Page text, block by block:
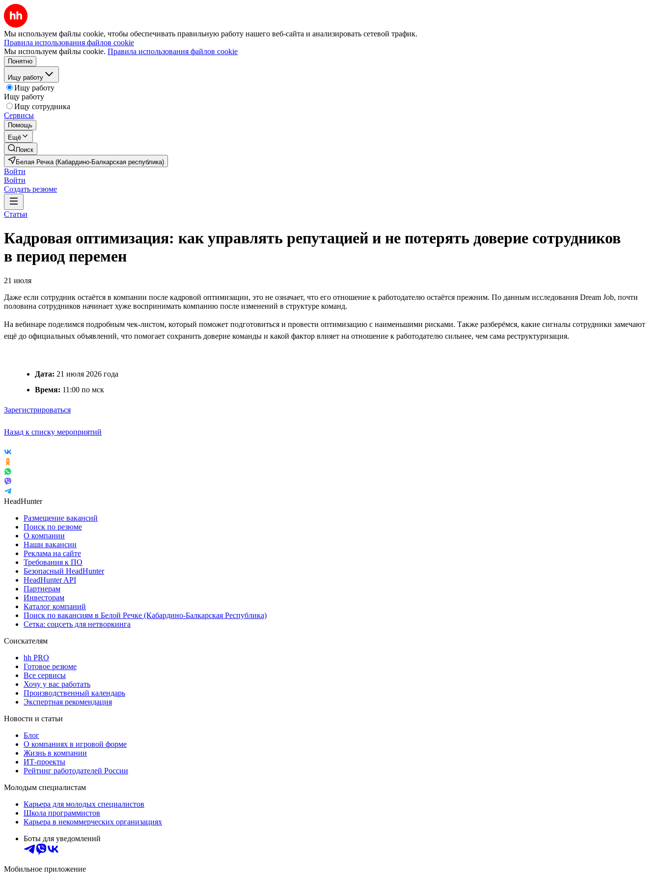
Мы используем файлы cookie, чтобы обеспечивать правильную работу нашего веб-сайта и анализировать сетевой трафик.
Правила использования файлов cookie
Мы используем файлы cookie. Правила использования файлов cookie
Понятно
Ищу работу
Ищу работу
Ищу работу
Ищу сотрудника
Сервисы
Помощь
Ещё
Поиск
Белая Речка (Кабардино-Балкарская республика)
Войти
Войти
Создать резюме
Статьи
Кадровая оптимизация: как управлять репутацией и не потерять доверие сотрудников
в период перемен
21 июля
Даже если сотрудник остаётся в компании после кадровой оптимизации, это не означает, что его отношение к работодателю остаётся прежним. По данным исследования Dream Job, почти
половина сотрудников начинает хуже воспринимать компанию после изменений в структуре команд.
На вебинаре поделимся подробным чек-листом, который поможет подготовиться и провести оптимизацию с наименьшими рисками. Также разберёмся, какие сигналы сотрудники замечают
ещё до официальных объявлений, что помогает сохранить доверие команды и какой фактор влияет на отношение к работодателю сильнее, чем сама реструктуризация.
Дата: 21 июля 2026 года
Время: 11:00 по мск
Зарегистрироваться
Назад к списку мероприятий
HeadHunter
Размещение вакансий
Поиск по резюме
О компании
Наши вакансии
Реклама на сайте
Требования к ПО
Безопасный HeadHunter
HeadHunter API
Партнерам
Инвесторам
Каталог компаний
Поиск по вакансиям в Белой Речке (Кабардино-Балкарская Республика)
Сетка: соцсеть для нетворкинга
Соискателям
hh PRO
Готовое резюме
Все сервисы
Хочу у вас работать
Производственный календарь
Экспертная рекомендация
Новости и статьи
Блог
О компаниях в игровой форме
Жизнь в компании
ИТ-проекты
Рейтинг работодателей России
Молодым специалистам
Карьера для молодых специалистов
Школа программистов
Карьера в некоммерческих организациях
Боты для уведомлений
Мобильное приложение